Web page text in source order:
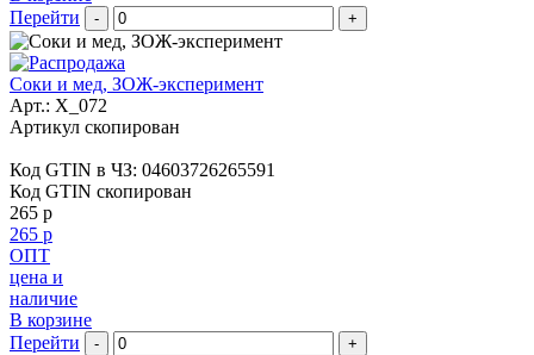
Перейти
- +
Соки и мед, ЗОЖ-эксперимент
Арт.: X_072
Артикул скопирован
Код GTIN в ЧЗ: 04603726265591
Код GTIN скопирован
265 р
265 р
ОПТ
цена и
наличие
В корзине
Перейти
- +